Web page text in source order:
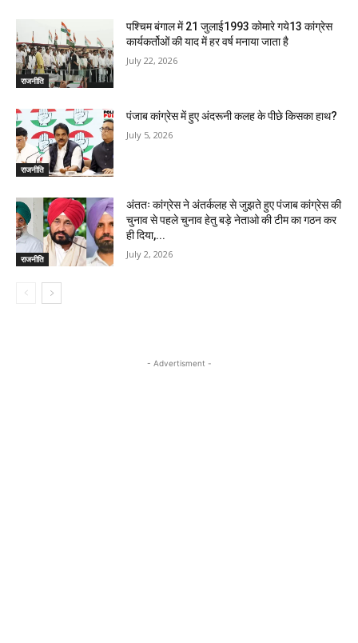
राजनीति
पश्चिम बंगाल में 21 जुलाई1993 कोमारे गये13 कांग्रेस
कार्यकर्तोओं की याद में हर वर्ष मनाया जाता है
July 22, 2026
राजनीति
पंजाब कांग्रेस में हुए अंदरूनी कलह के पीछे किसका हाथ?
July 5, 2026
राजनीति
अंततः कांग्रेस ने अंतर्कलह से जुझते हुए पंजाब कांग्रेस की
चुनाव से पहले चुनाव हेतु बड़े नेताओ की टीम का गठन कर
ही दिया,...
July 2, 2026
- Advertisment -